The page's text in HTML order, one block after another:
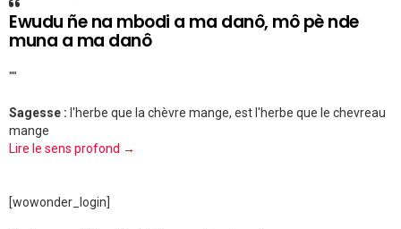
Ewudu ñe na mbodi a ma danô, mô pè nde
muna a ma danô
""
Sagesse : l'herbe que la chèvre mange, est l'herbe que le chevreau
mange
Lire le sens profond →
[wowonder_login]